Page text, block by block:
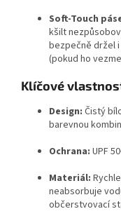
Soft-Touch
kšilt
bezpečně držel
(pokud ho
Klíčové
Design: Čistý
barevnou
Ochrana: UPF
Materiál:
neabsorbuje
občerstvovací